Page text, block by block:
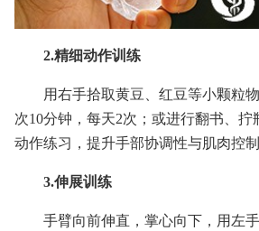
2.精细动作训练
用右手拾取黄豆、红豆等小颗粒
次10分钟，每天2次；或进行翻书、拧
动作练习，提升手部协调性与肌肉控制
3.伸展训练
手臂向前伸直，掌心向下，用左